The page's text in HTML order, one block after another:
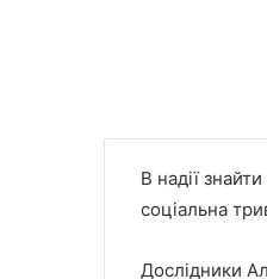
В надії
соціальна
Дослідники